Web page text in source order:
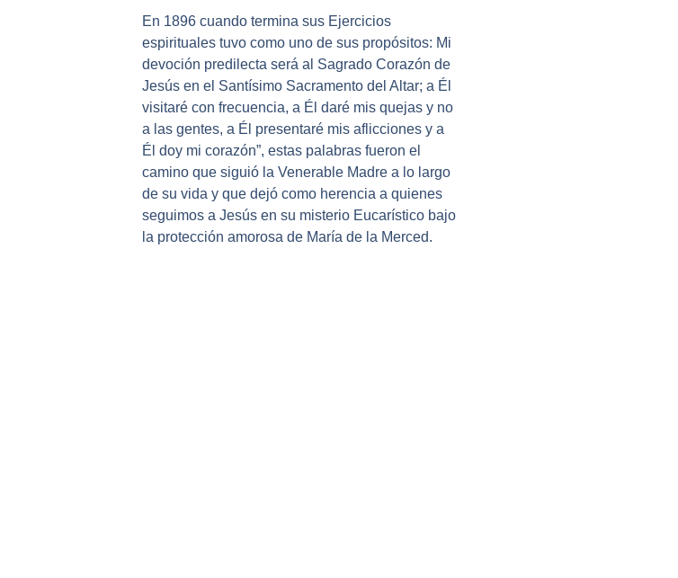
En 1896 cuando termina sus Ejercicios
espirituales tuvo como uno de sus propósitos: Mi
devoción predilecta será al Sagrado Corazón de
Jesús en el Santísimo Sacramento del Altar; a Él
visitaré con frecuencia, a Él daré mis quejas y no
a las gentes, a Él presentaré mis aflicciones y a
Él doy mi corazón”, estas palabras fueron el
camino que siguió la Venerable Madre a lo largo
de su vida y que dejó como herencia a quienes
seguimos a Jesús en su misterio Eucarístico bajo
la protección amorosa de María de la Merced.